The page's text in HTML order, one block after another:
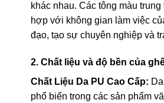
khác nhau. Các tông màu trung
hợp với không gian làm việc
đạo, tạo sự chuyên nghiệp và
2. Chất liệu và độ bền của
Chất Liệu Da PU Cao Cấp:
phổ biến trong các sản phẩm